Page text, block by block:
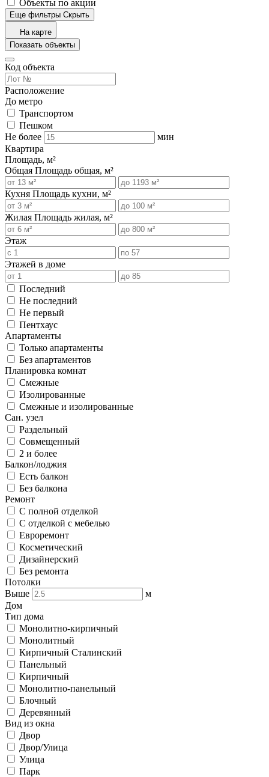
Объекты по акции
Еще фильтры Скрыть
На карте
Показать объекты
Код объекта
Расположение
До метро
Транспортом
Пешком
Не более
мин
Квартира
Площадь, м²
Общая Площадь общая, м²
Кухня Площадь кухни, м²
Жилая Площадь жилая, м²
Этаж
Этажей в доме
Последний
Не последний
Не первый
Пентхаус
Апартаменты
Только апартаменты
Без апартаментов
Планировка комнат
Смежные
Изолированные
Смежные и изолированные
Сан. узел
Раздельный
Совмещенный
2 и более
Балкон/лоджия
Есть балкон
Без балкона
Ремонт
С полной отделкой
С отделкой с мебелью
Евроремонт
Косметический
Дизайнерский
Без ремонта
Потолки
Выше
м
Дом
Тип дома
Монолитно-кирпичный
Монолитный
Кирпичный Сталинский
Панельный
Кирпичный
Монолитно-панельный
Блочный
Деревянный
Вид из окна
Двор
Двор/Улица
Улица
Парк